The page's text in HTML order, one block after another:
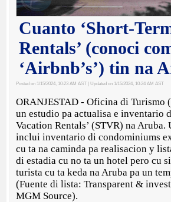
Cuanto ‘Short-
Rentals’ (conoci
‘Airbnb’s’) tin na
Posted on 1/15/2024, 10:23 AM AST | Updated on 1/15/2024, 10:24 AM AST
ORANJESTAD - Oficina di Turismo
un estudio pa actualisa e inventario
Vacation Rentals’ (STVR) na Aruba.
inclui inventario di condominiums
cu ta na caminda pa realisacion y
di estadia cu no ta un hotel pero cu
turista cu ta keda na Aruba pa un
(Fuente di lista: Transparent &
MGM Source).